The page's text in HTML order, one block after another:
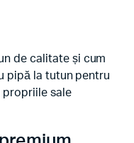
de calitate și cum
pipă la tutun pentru
sale